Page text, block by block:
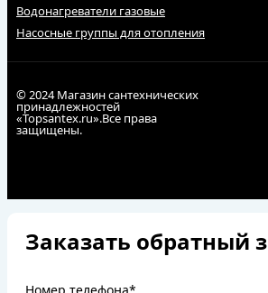
Водонагреватели газовые
Насосные группы для отопления
© 2024 Магазин сантехнических
принадлежностей
«Topsantex.ru».Все права
защищены.
Заказать обратный